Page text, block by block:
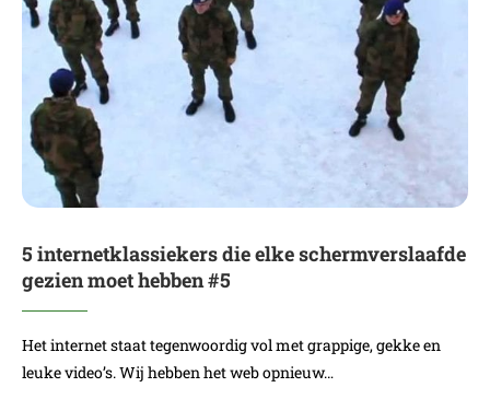
5 internetklassiekers die elke schermverslaafde
gezien moet hebben #5
Het internet staat tegenwoordig vol met grappige, gekke en
leuke video’s. Wij hebben het web opnieuw…